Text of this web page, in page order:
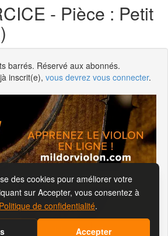
- Pièce : Petit
barrés. Réservé aux abonnés.
inscrit(e), vous devrez vous connecter.
pour visionner